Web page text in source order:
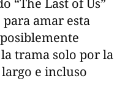
“The Last of Us”
amar esta
trama solo por la
e incluso